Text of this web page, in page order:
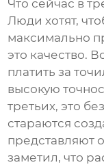
Что сейчас в
Люди хотят,
максимально
это качество.
платить за
высокую
третьих, это
стараются
представляют
заметил, что